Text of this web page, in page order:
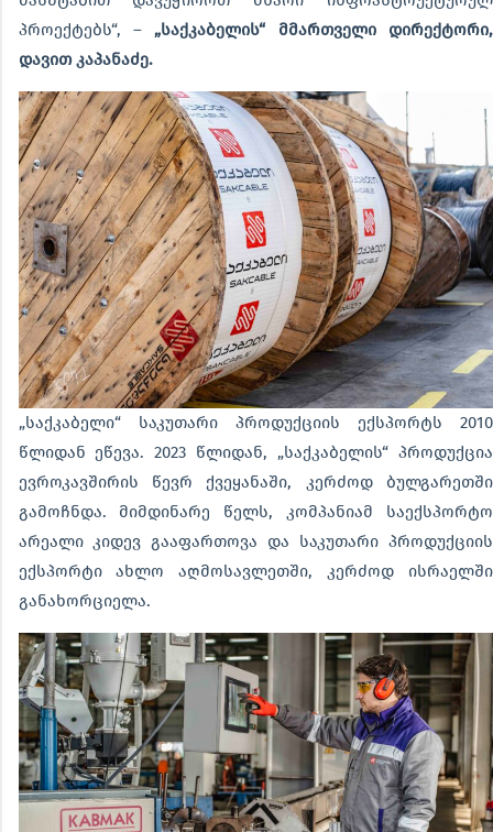
პროექტებს“, –„საქკაბელის“ მმართველი დირექტორი,
დავით კაპანაძე.
„საქკაბელი“ საკუთარი პროდუქციის ექსპორტს 2010
წლიდან ეწევა. 2023 წლიდან, „საქკაბელის“ პროდუქცია
ევროკავშირის წევრ ქვეყანაში, კერძოდ ბულგარეთში
გამოჩნდა. მიმდინარე წელს, კომპანიამ საექსპორტო
არეალი კიდევ გააფართოვა და საკუთარი პროდუქციის
ექსპორტი ახლო აღმოსავლეთში, კერძოდ ისრაელში
განახორციელა.